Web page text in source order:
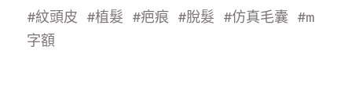
#紋頭皮 #植髮 #疤痕 #脫髮 #仿真毛囊 #m
字額